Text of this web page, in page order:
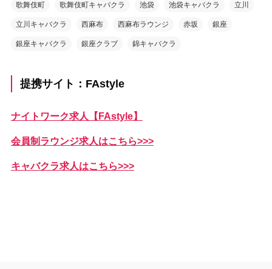
歌舞伎町 歌舞伎町キャバクラ 池袋 池袋キャバクラ 立川
立川キャバクラ 西麻布 西麻布ラウンジ 赤坂 銀座
銀座キャバクラ 銀座クラブ 錦キャバクラ
提携サイト：FAstyle
ナイトワーク求人【FAstyle】
会員制ラウンジ求人はこちら>>>
キャバクラ求人はこちら>>>